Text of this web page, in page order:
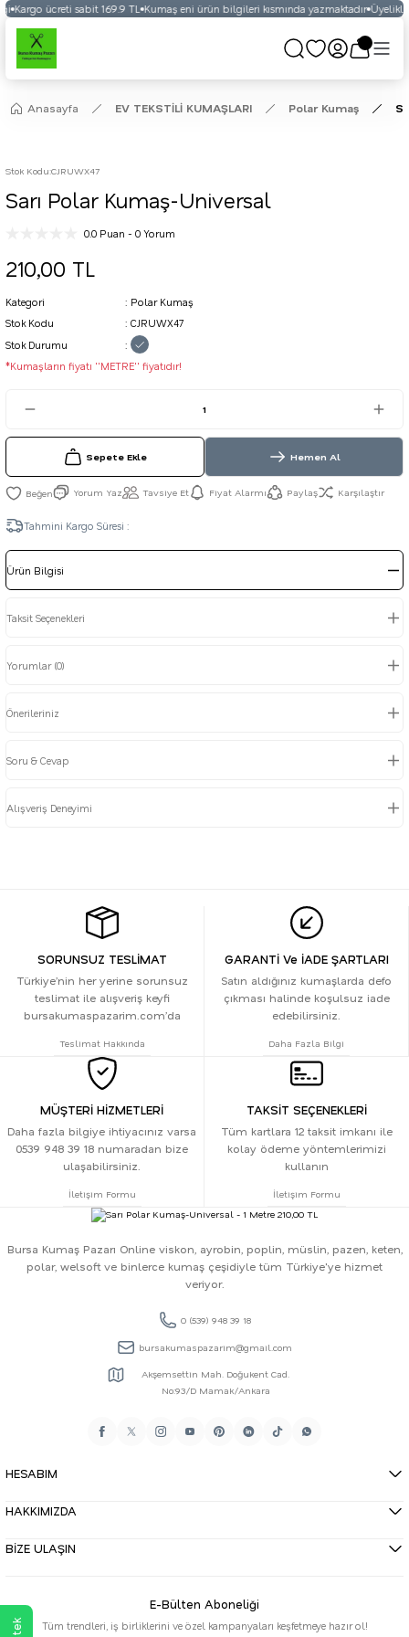
Kargo ücreti sabit 169.9 TL Kumaş eni ürün bilgileri kısmında yazmaktadır Üyelikli
Anasayfa EV TEKSTİLİ KUMAŞLARI Polar Kumaş
Stok Kodu:CJRUWX47
Sarı Polar Kumaş-Universal
0.0 Puan - 0 Yorum
210,00 TL
Kategori
Polar Kumaş
Stok Kodu
CJRUWX47
Stok Durumu
*Kumaşların fiyatı ''METRE'' fiyatıdır!
Sepete Ekle Hemen Al
Yorum Yaz Tavsiye Et Fiyat Alarmı Paylaş Karşılaştır
Tahmini Kargo Süresi :
Ürün Bilgisi
Taksit Seçenekleri
Yorumlar (0)
Önerileriniz
Soru & Cevap
Alışveriş Deneyimi
SORUNSUZ TESLİMAT
Türkiye’nin her yerine sorunsuz
teslimat ile alışveriş keyfi
bursakumaspazarim.com’da
Teslimat Hakkında
GARANTİ Ve İADE ŞARTLARI
Satın aldığınız kumaşlarda defo
çıkması halinde koşulsuz iade
edebilirsiniz.
Daha Fazla Bilgi
MÜŞTERİ HİZMETLERİ
Daha fazla bilgiye ihtiyacınız varsa
0539 948 39 18 numaradan bize
ulaşabilirsiniz.
İletişim Formu
TAKSİT SEÇENEKLERİ
Tüm kartlara 12 taksit imkanı ile
kolay ödeme yöntemlerimizi
kullanın
İletişim Formu
Bursa Kumaş Pazarı Online viskon, ayrobin, poplin, müslin, pazen, keten,
polar, welsoft ve binlerce kumaş çeşidiyle tüm Türkiye'ye hizmet
veriyor.
0 (539) 948 39 18
bursakumaspazarim@gmail.com
Akşemsettin Mah. Doğukent Cad.
No:93/D Mamak/Ankara
HESABIM
HAKKIMIZDA
BİZE ULAŞIN
E-Bülten Aboneliği
Tüm trendleri, iş birliklerini ve özel kampanyaları keşfetmeye hazır ol!